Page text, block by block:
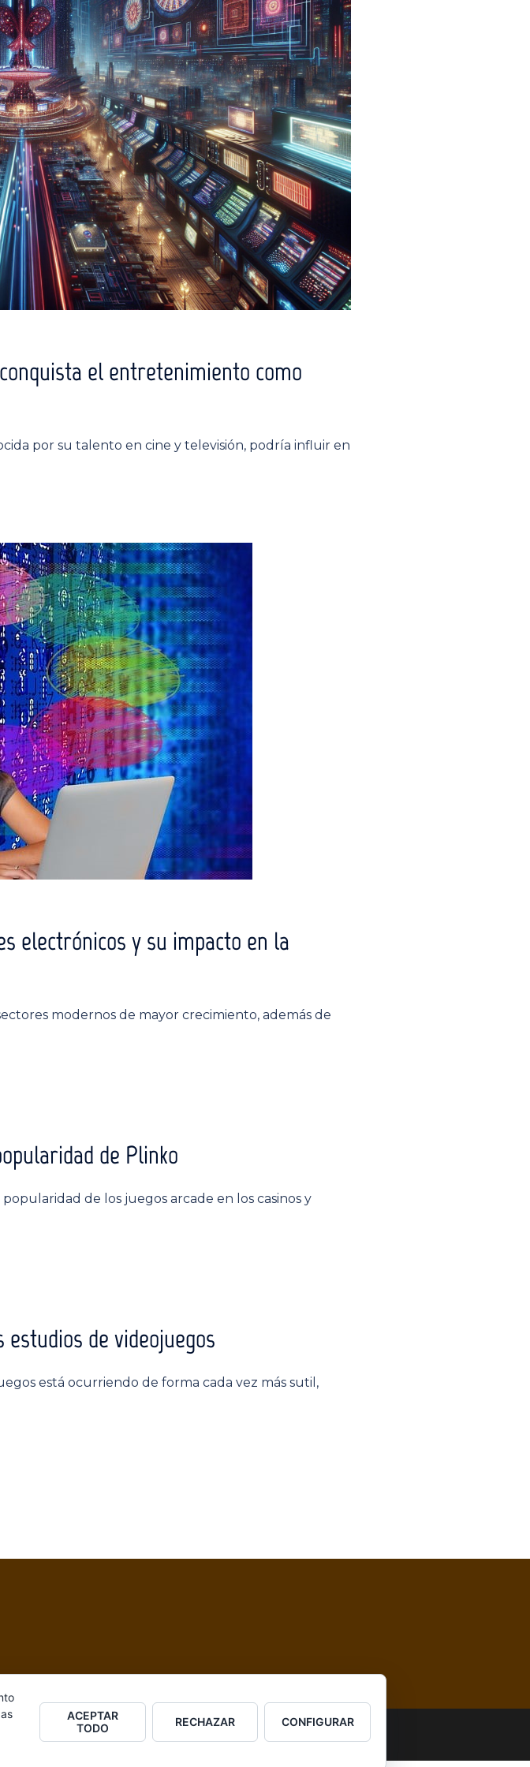
el entretenimiento como
por su talento en cine y televisión, podría influir en
electrónicos y su impacto en la
modernos de mayor crecimiento, además de
de Plinko
de los juegos arcade en los casinos y
de videojuegos
está ocurriendo de forma cada vez más sutil,
ACEPTAR
TODO
RECHAZAR CONFIGURAR